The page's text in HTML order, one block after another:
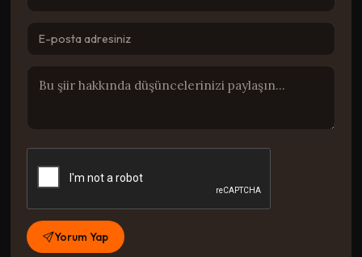
Yorum Yap